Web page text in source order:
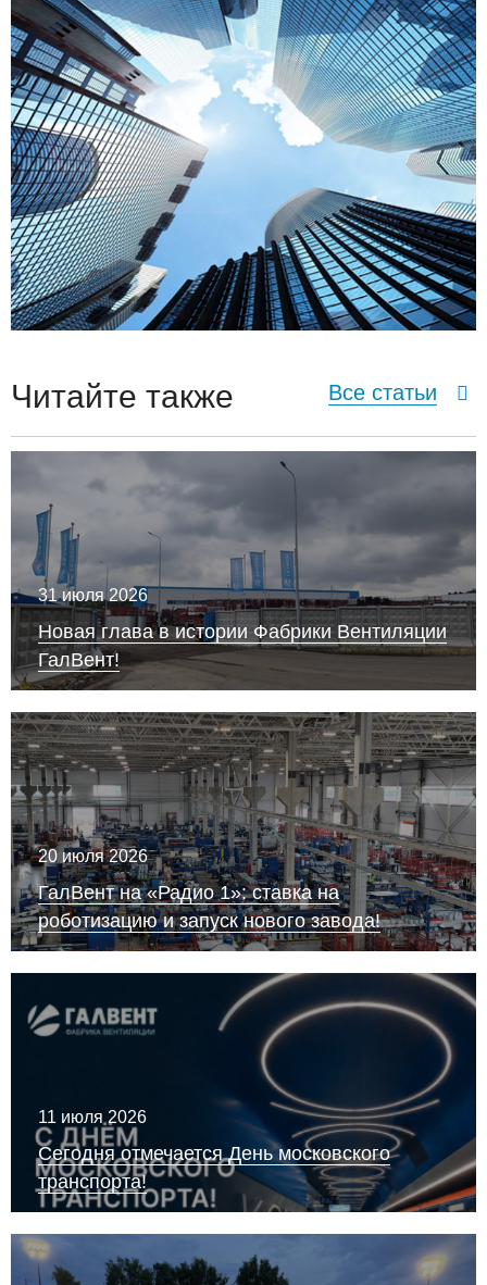
Читайте также Все статьи
31 июля 2026
Новая глава в истории Фабрики Вентиляции
ГалВент!
20 июля 2026
ГалВент на «Радио 1»: ставка на
роботизацию и запуск нового завода!
11 июля 2026
Сегодня отмечается День московского
транспорта!